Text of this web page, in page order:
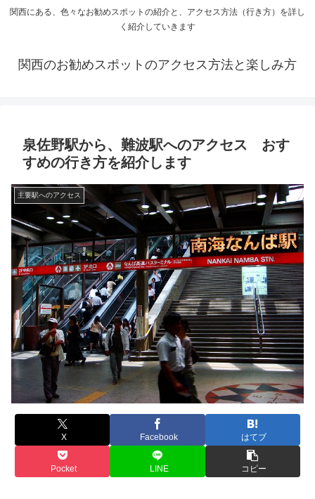
関西にある、色々なお勧めスポットの紹介と、アクセス方法（行き方）を詳し
く紹介していきます
関西のお勧めスポットのアクセス方法と楽しみ方
泉佐野駅から、難波駅へのアクセス おす
すめの行き方を紹介します
主要駅へのアクセス
X Facebook はてブ
Pocket LINE コピー